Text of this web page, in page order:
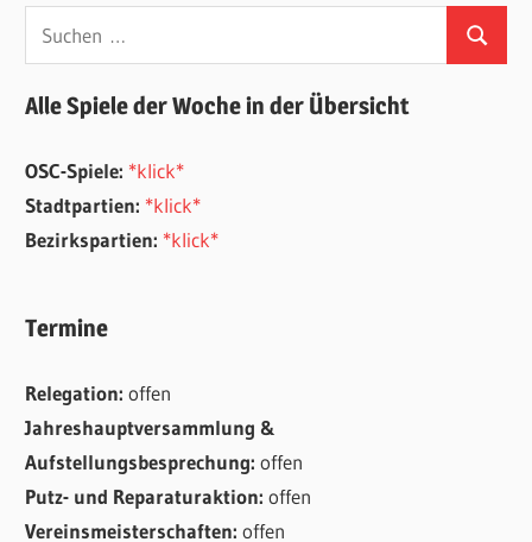
Suchen
nach:
Suchen
Alle Spiele der Woche in der Übersicht
OSC-Spiele: *klick*
Stadtpartien: *klick*
Bezirkspartien: *klick*
Termine
Relegation:offen
Jahreshauptversammlung &
Aufstellungsbesprechung:offen
Putz- und Reparaturaktion:offen
Vereinsmeisterschaften:offen